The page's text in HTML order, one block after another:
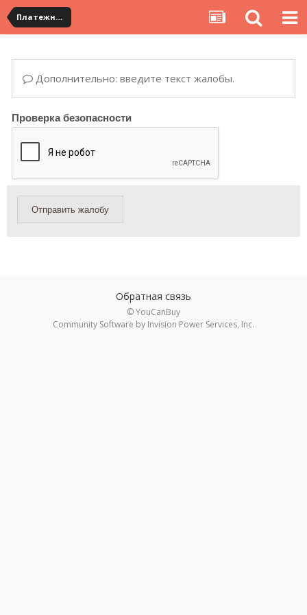
Платежная система ALIPAY и оплата банковскими картами
Дополнительно: введите текст жалобы.
Проверка безопасности
Отправить жалобу
Обратная связь
© YouCanBuy
Community Software by Invision Power Services, Inc.